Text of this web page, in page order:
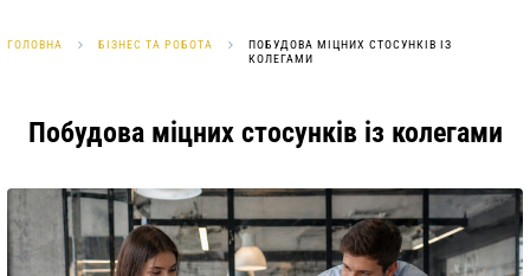
ГОЛОВНА БІЗНЕС ТА РОБОТА
ПОБУДОВА МІЦНИХ СТОСУНКІВ ІЗ
КОЛЕГАМИ
Побудова міцних стосунків із колегами